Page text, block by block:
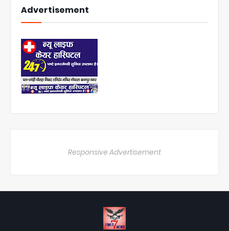
Advertisement
Responsive Advertisement